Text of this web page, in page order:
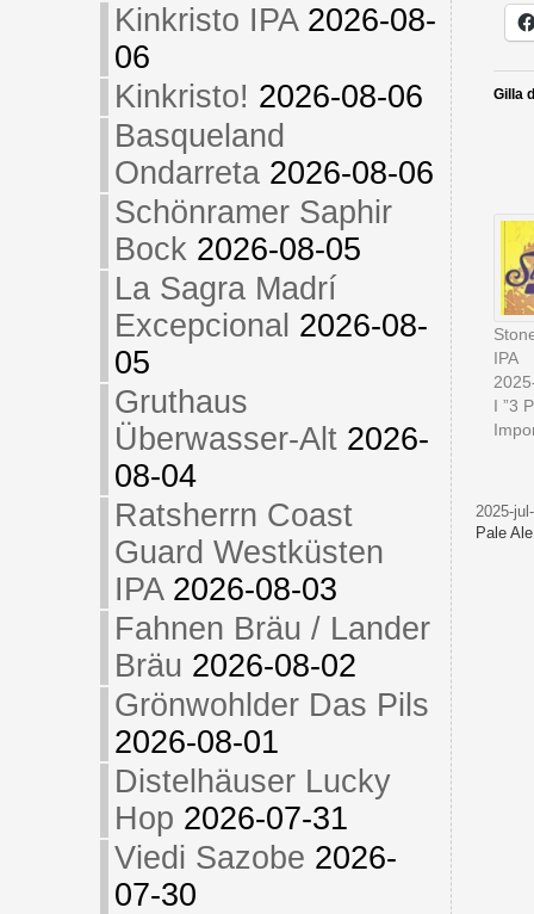
Kinkristo IPA 2026-08-
06
Kinkristo! 2026-08-06
Basqueland
Ondarreta 2026-08-06
Schönramer Saphir
Bock 2026-08-05
La Sagra Madrí
Excepcional 2026-08-
05
Gruthaus
Überwasser-Alt 2026-
08-04
Ratsherrn Coast
Guard Westküsten
IPA 2026-08-03
Fahnen Bräu / Lander
Bräu 2026-08-02
Grönwohlder Das Pils
2026-08-01
Distelhäuser Lucky
Hop 2026-07-31
Viedi Sazobe 2026-
07-30
Gilla
IPA
I ”3
2025-
Pale